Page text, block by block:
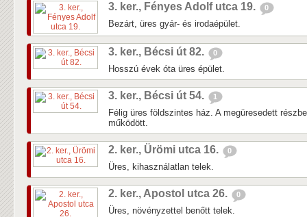
3. ker., Fényes Adolf utca 19. 0
Bezárt, üres gyár- és irodaépület.
3. ker., Bécsi út 82. 0
Hosszú évek óta üres épület.
3. ker., Bécsi út 54. 1
Félig üres földszintes ház. A megüresedett
működött.
2. ker., Ürömi utca 16. 0
Üres, kihasználatlan telek.
2. ker., Apostol utca 26. 0
Üres, növényzettel benőtt telek.